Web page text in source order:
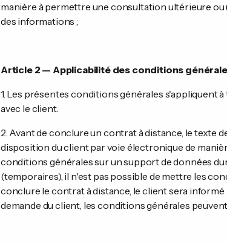
manière à permettre une consultation ultérieure
des informations ;
Article 2 — Applicabilité des conditions
1. Les présentes conditions générales s'appliquent
avec le client.
2. Avant de conclure un contrat à distance, le texte
disposition du client par voie électronique de
conditions générales sur un support de données
(temporaires), il n'est pas possible de mettre les
conclure le contrat à distance, le client sera
demande du client, les conditions générales